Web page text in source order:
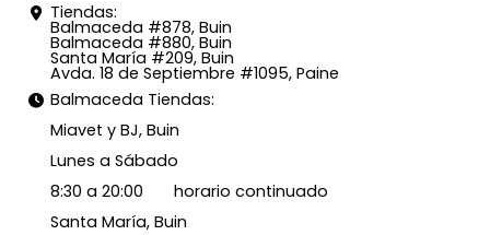
Tiendas:
Balmaceda #878, Buin
Balmaceda #880, Buin
Santa María #209, Buin
Avda. 18 de Septiembre #1095, Paine
Balmaceda Tiendas:
Miavet y BJ, Buin
Lunes a Sábado
8:30 a 20:00 horario continuado
Santa María, Buin